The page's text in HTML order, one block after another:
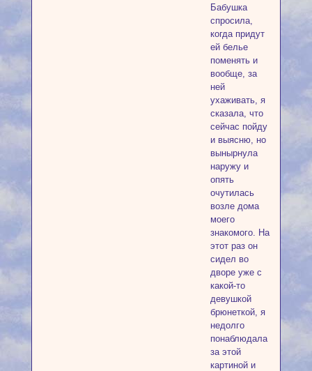
Бабушка
спросила,
когда придут
ей белье
поменять и
вообще, за
ней
ухаживать, я
сказала, что
сейчас пойду
и выясню, но
вынырнула
наружу и
опять
очутилась
возле дома
моего
знакомого. На
этот раз он
сидел во
дворе уже с
какой-то
девушкой
брюнеткой, я
недолго
понаблюдала
за этой
картиной и